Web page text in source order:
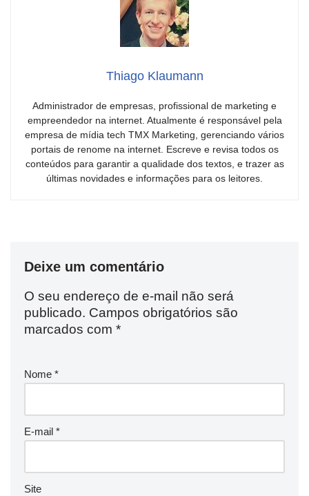
Thiago Klaumann
Administrador de empresas, profissional de marketing e
empreendedor na internet. Atualmente é responsável pela
empresa de mídia tech TMX Marketing, gerenciando vários
portais de renome na internet. Escreve e revisa todos os
conteúdos para garantir a qualidade dos textos, e trazer as
últimas novidades e informações para os leitores.
Deixe um comentário
O seu endereço de e-mail não será
publicado. Campos obrigatórios são
marcados com *
Nome *
E-mail *
Site